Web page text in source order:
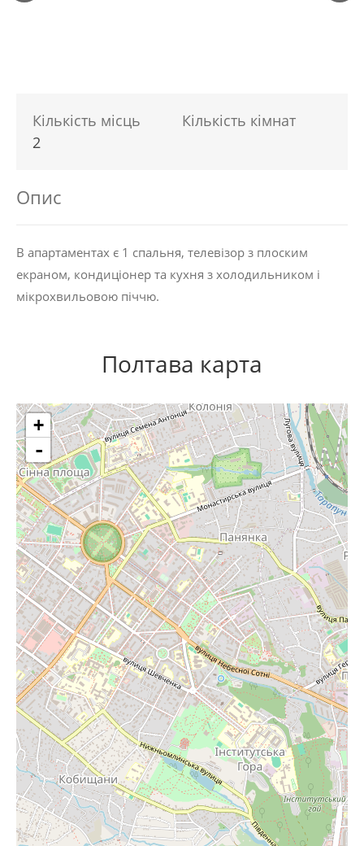
Кількість місць
2
Кількість кімнат
Опис
В апартаментах є 1 спальня, телевізор з плоским
екраном, кондиціонер та кухня з холодильником і
мікрохвильовою піччю.
Полтава карта
+
-